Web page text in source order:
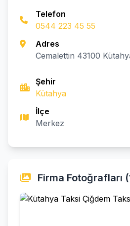
Telefon
0544 223 45 55
Adres
Cemalettin 43100
Şehir
Kütahya
İlçe
Merkez
Firma Fotoğrafları